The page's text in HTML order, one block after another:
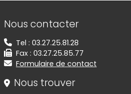
Informations de contact
Nous contacter
Tel : 03.27.25.81.28
Fax : 03.27.25.85.77
Formulaire de contact
Nous trouver